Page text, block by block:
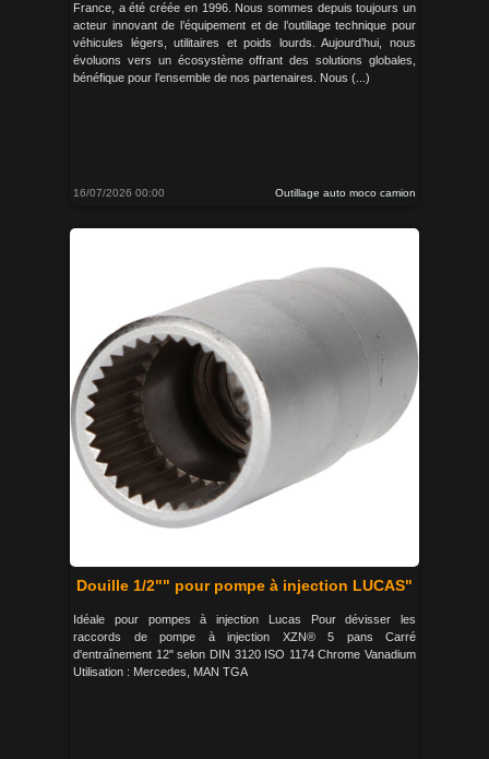
France, a été créée en 1996. Nous sommes depuis toujours un
acteur innovant de l’équipement et de l’outillage technique pour
véhicules légers, utilitaires et poids lourds. Aujourd’hui, nous
évoluons vers un écosystème offrant des solutions globales,
bénéfique pour l’ensemble de nos partenaires. Nous (...)
16/07/2026 00:00 Outillage auto moco camion
Douille 1/2"" pour pompe à injection LUCAS"
Idéale pour pompes à injection Lucas Pour dévisser les
raccords de pompe à injection XZN® 5 pans Carré
d'entraînement 12" selon DIN 3120 ISO 1174 Chrome Vanadium
Utilisation : Mercedes, MAN TGA